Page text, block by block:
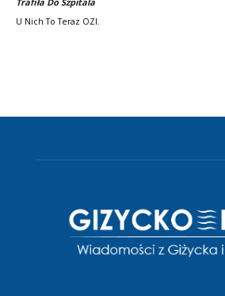
U Nich To Teraz OZI.